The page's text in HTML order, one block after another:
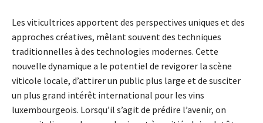
Les viticultrices apportent des perspectives uniques et des
approches créatives, mêlant souvent des techniques
traditionnelles à des technologies modernes. Cette
nouvelle dynamique a le potentiel de revigorer la scène
viticole locale, d’attirer un public plus large et de susciter
un plus grand intérêt international pour les vins
luxembourgeois. Lorsqu’il s’agit de prédire l’avenir, on